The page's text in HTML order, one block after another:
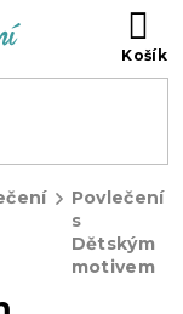
Povlečení
s
Dětským
motivem